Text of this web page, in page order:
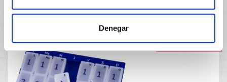
Denegar
PRECIO ESPECIAL